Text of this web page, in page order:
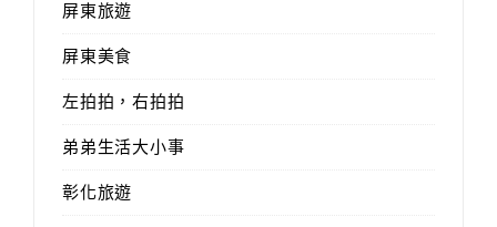
屏東旅遊
屏東美食
左拍拍，右拍拍
弟弟生活大小事
彰化旅遊